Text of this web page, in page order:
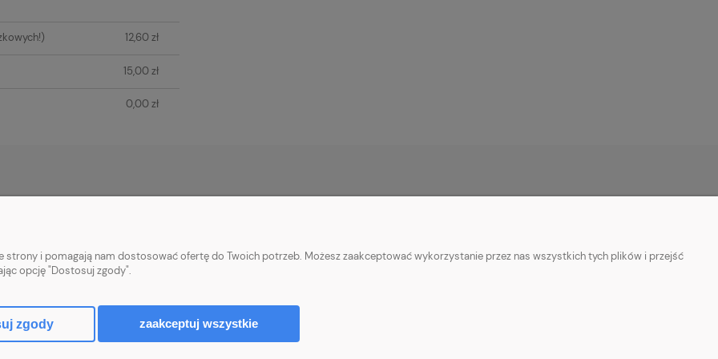
12,60 zł
15,00 zł
0,00 zł
Wysyłka i koszty dostawy
Polityka prywatności
Facebook
strony i pomagają nam dostosować ofertę do Twoich potrzeb. Możesz zaakceptować wykorzystanie przez nas wszystkich tych plików i przejść
opcję "Dostosuj zgody".
zgody zaakceptuj wszystkie